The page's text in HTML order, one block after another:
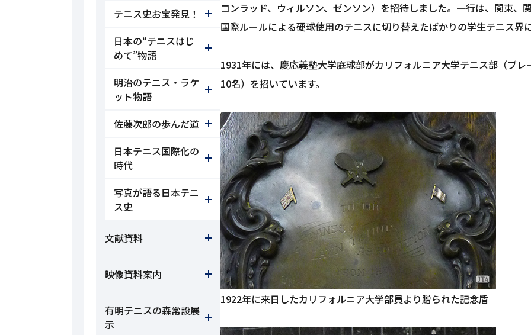
コンラッド、ウィルソン、ゼンソン）を招待しました。一行は、関東、
国際ルールによる硬球使用のテニスに切り替えたばかりの学生テニス界
1931年には、慶応義塾大学庭球部がカリフォルニア大学テニス部（ブ
10名）を招いています。
1922年に来日したカリフォルニア大学部員より贈られた記念盾
テニス史お宝発見！
日本の“テニスはじ
めて”物語
明治のテニス・ラケ
ット物語
佐藤次郎の歩んだ道
日本テニス国際化の
時代
写真が語る日本テニ
ス史
文献資料
映像資料案内
有明テニスの森常設展
示